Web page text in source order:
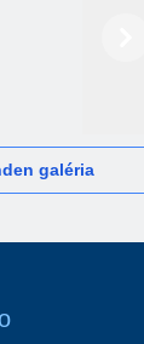
galéria